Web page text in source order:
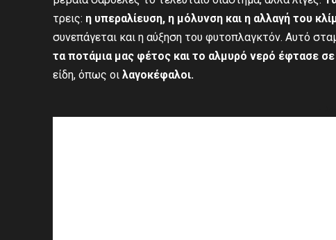
τρεις: η υπεραλίευση, η μόλυνση και η αλλαγή του
συνεπάγεται και η αύξηση του φυτοπλαγκτόν. Αυτό
τα ποτάμια μας φέτος και το αλμυρό νερό έφτασε
είδη, όπως οι λαγοκέφαλοι.